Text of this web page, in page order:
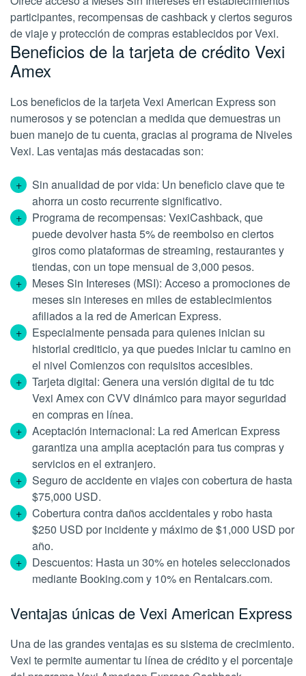
participantes, recompensas de cashback y ciertos seguros
de viaje y protección de compras establecidos por Vexi.
Beneficios de la tarjeta de crédito Vexi
Amex
Los beneficios de la tarjeta Vexi American Express son
numerosos y se potencian a medida que demuestras un
buen manejo de tu cuenta, gracias al programa de Niveles
Vexi. Las ventajas más destacadas son:
Sin anualidad de por vida: Un beneficio clave que te
ahorra un costo recurrente significativo.
Programa de recompensas: VexiCashback, que
puede devolver hasta 5% de reembolso en ciertos
giros como plataformas de streaming, restaurantes y
tiendas, con un tope mensual de 3,000 pesos.
Meses Sin Intereses (MSI): Acceso a promociones de
meses sin intereses en miles de establecimientos
afiliados a la red de American Express.
Especialmente pensada para quienes inician su
historial crediticio, ya que puedes iniciar tu camino en
el nivel Comienzos con requisitos accesibles.
Tarjeta digital: Genera una versión digital de tu tdc
Vexi Amex con CVV dinámico para mayor seguridad
en compras en línea.
Aceptación internacional: La red American Express
garantiza una amplia aceptación para tus compras y
servicios en el extranjero.
Seguro de accidente en viajes con cobertura de hasta
$75,000 USD.
Cobertura contra daños accidentales y robo hasta
$250 USD por incidente y máximo de $1,000 USD por
año.
Descuentos: Hasta un 30% en hoteles seleccionados
mediante Booking.com y 10% en Rentalcars.com.
Ventajas únicas de Vexi American Express
Una de las grandes ventajas es su sistema de crecimiento.
Vexi te permite aumentar tu línea de crédito y el porcentaje